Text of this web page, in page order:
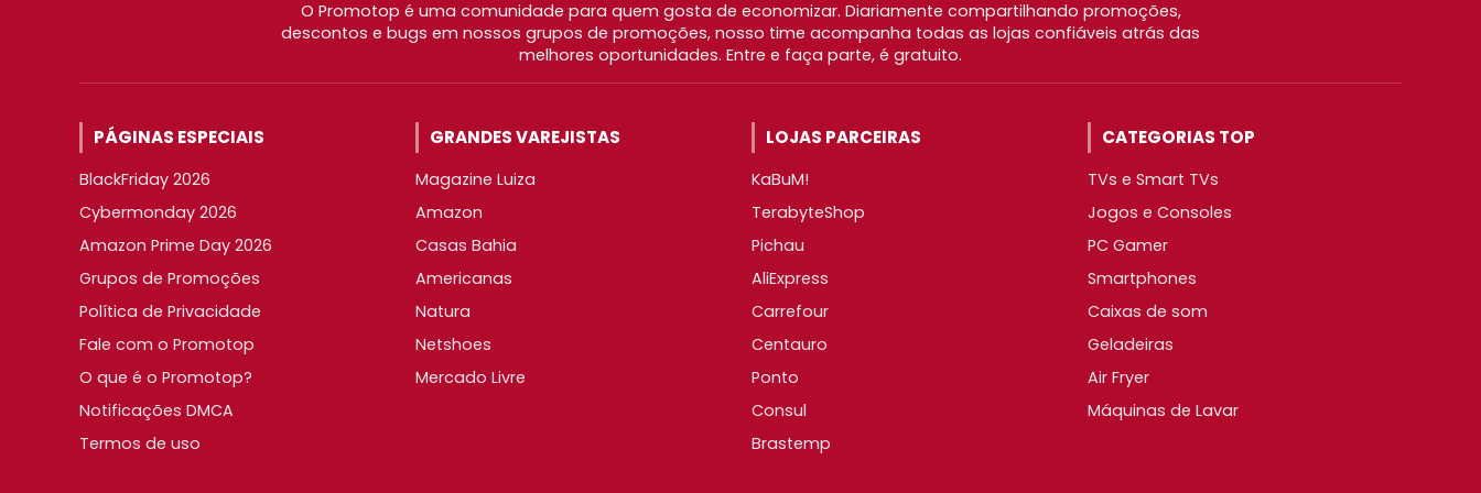
O Promotop é uma comunidade para quem gosta de economizar. Diariamente compartilhando promoções,
descontos e bugs em nossos grupos de promoções, nosso time acompanha todas as lojas confiáveis atrás das
melhores oportunidades. Entre e faça parte, é gratuito.
PÁGINAS ESPECIAIS
BlackFriday 2026
Cybermonday 2026
Amazon Prime Day 2026
Grupos de Promoções
Política de Privacidade
Fale com o Promotop
O que é o Promotop?
Notificações DMCA
Termos de uso
GRANDES VAREJISTAS
Magazine Luiza
Amazon
Casas Bahia
Americanas
Natura
Netshoes
Mercado Livre
LOJAS PARCEIRAS
KaBuM!
TerabyteShop
Pichau
AliExpress
Carrefour
Centauro
Ponto
Consul
Brastemp
CATEGORIAS TOP
TVs e Smart TVs
Jogos e Consoles
PC Gamer
Smartphones
Caixas de som
Geladeiras
Air Fryer
Máquinas de Lavar